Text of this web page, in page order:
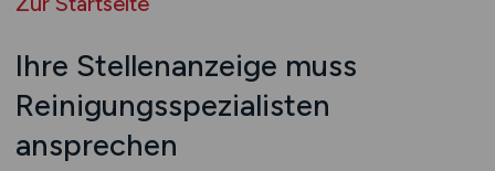
Ihre Stellenanzeige muss
Reinigungsspezialisten
ansprechen